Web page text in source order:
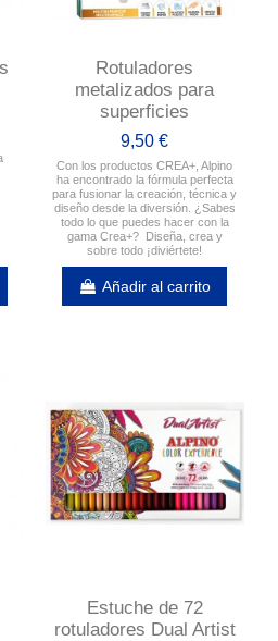
Rotuladores
metalizados para
superficies
9,50 €
Con los productos CREA+, Alpino
ha encontrado la fórmula perfecta
para fusionar la creación, técnica y
diseño desde la diversión. ¿Sabes
todo lo que puedes hacer con la
gama Crea+? Diseña, crea y
sobre todo ¡diviértete!
Añadir al carrito
Estuche de 72
rotuladores Dual Artist